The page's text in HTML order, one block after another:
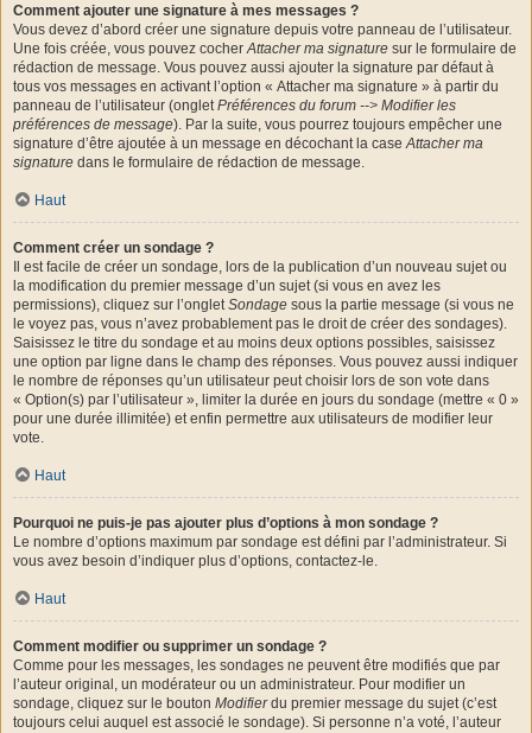
Comment ajouter une signature à mes messages ?
Vous devez d’abord créer une signature depuis votre panneau de l’utilisateur.
Une fois créée, vous pouvez cocherAttacher ma signature sur le formulaire de
rédaction de message. Vous pouvez aussi ajouter la signature par défaut à
tous vos messages en activant l’option « Attacher ma signature » à partir du
panneau de l’utilisateur (ongletPréférences du forum --> Modifier les
préférences de message). Par la suite, vous pourrez toujours empêcher une
signature d’être ajoutée à un message en décochant la caseAttacher ma
signature dans le formulaire de rédaction de message.
Haut
Comment créer un sondage ?
Il est facile de créer un sondage, lors de la publication d’un nouveau sujet ou
la modification du premier message d’un sujet (si vous en avez les
permissions), cliquez sur l’ongletSondage sous la partie message (si vous ne
le voyez pas, vous n’avez probablement pas le droit de créer des sondages).
Saisissez le titre du sondage et au moins deux options possibles, saisissez
une option par ligne dans le champ des réponses. Vous pouvez aussi indiquer
le nombre de réponses qu’un utilisateur peut choisir lors de son vote dans
« Option(s) par l’utilisateur », limiter la durée en jours du sondage (mettre « 0 »
pour une durée illimitée) et enfin permettre aux utilisateurs de modifier leur
vote.
Haut
Pourquoi ne puis-je pas ajouter plus d’options à mon sondage ?
Le nombre d’options maximum par sondage est défini par l’administrateur. Si
vous avez besoin d’indiquer plus d’options, contactez-le.
Haut
Comment modifier ou supprimer un sondage ?
Comme pour les messages, les sondages ne peuvent être modifiés que par
l’auteur original, un modérateur ou un administrateur. Pour modifier un
sondage, cliquez sur le bouton Modifierdu premier message du sujet (c’est
toujours celui auquel est associé le sondage). Si personne n’a voté, l’auteur